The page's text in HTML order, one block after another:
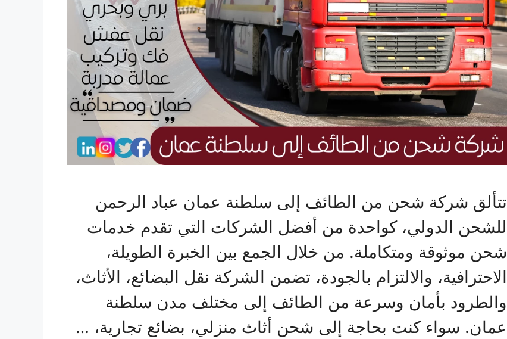
تتألق شركة شحن من الطائف إلى سلطنة عمان عباد الرحمن
للشحن الدولي، كواحدة من أفضل الشركات التي تقدم خدمات
شحن موثوقة ومتكاملة. من خلال الجمع بين الخبرة الطويلة،
الاحترافية، والالتزام بالجودة، تضمن الشركة نقل البضائع، الأثاث،
والطرود بأمان وسرعة من الطائف إلى مختلف مدن سلطنة
عمان. سواء كنت بحاجة إلى شحن أثاث منزلي، بضائع تجارية، …